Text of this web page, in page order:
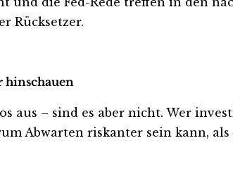
Rücksetzer.
hinschauen
aus – sind es aber nicht. Wer
Abwarten riskanter sein kann, als